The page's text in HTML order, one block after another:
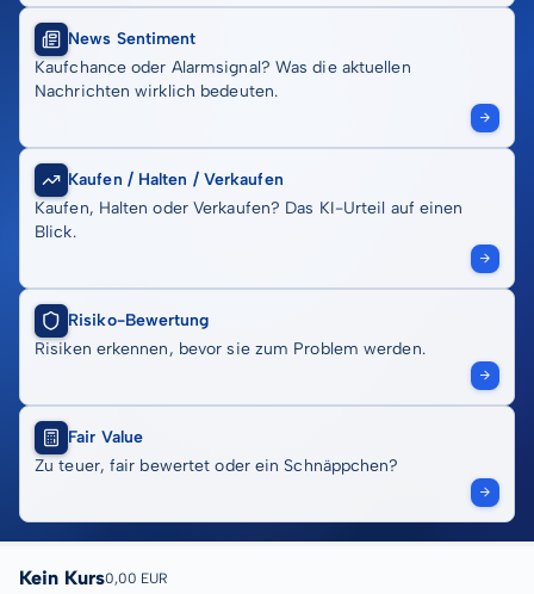
News Sentiment
Kaufchance oder Alarmsignal? Was die aktuellen
Nachrichten wirklich bedeuten.
Kaufen / Halten / Verkaufen
Kaufen, Halten oder Verkaufen? Das KI-Urteil auf einen
Blick.
Risiko-Bewertung
Risiken erkennen, bevor sie zum Problem werden.
Fair Value
Zu teuer, fair bewertet oder ein Schnäppchen?
Kein Kurs0,00 EUR